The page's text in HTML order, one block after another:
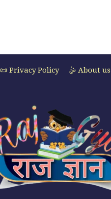
📜 Privacy Policy 🤹 About us